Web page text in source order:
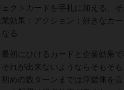
ェクトカードを手札に加える、
業効果：アクション；好きなカ
なる
最初にひけるカードと企業効果
それが出来ないようならそもそ
初めの数ターンまでは浮遊体を